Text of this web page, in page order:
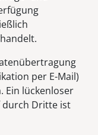
per E-Mail)
Ein lückenloser
durch Dritte ist